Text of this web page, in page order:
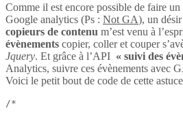
Comme il est encore possible de faire
Google analytics (Ps : Not GA), un
copieurs de contenu m’est venu à
évènements copier, coller et couper
Jquery. Et grâce à l’API « suivi des
Analytics, suivre ces évènements avec
Voici le petit bout de code de cette
/*